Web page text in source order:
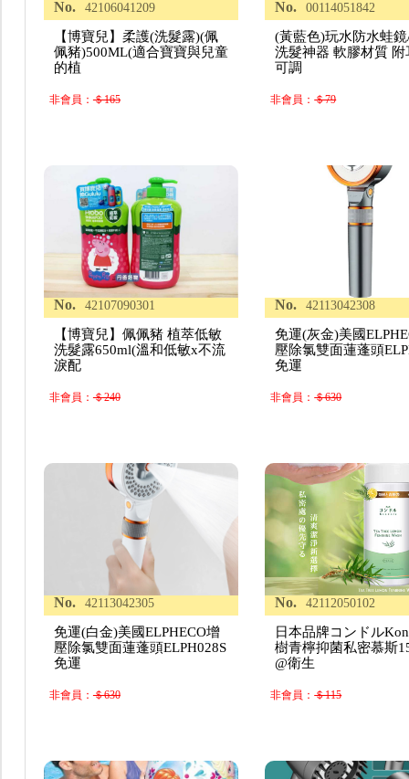
No. 42106041209
【博寶兒】柔護(洗髮露)(佩
佩豬)500ML(適合寶寶與兒童
的植
非會員：＄165
No. 00114051842
(黃藍色)玩水防水蛙
洗髮神器 軟膠材質 附
可調
非會員：＄79
No. 42107090301
【博寶兒】佩佩豬 植萃低敏
洗髮露650ml(溫和低敏x不流
淚配
非會員：＄240
No. 42113042308
免運(灰金)美國
壓除氯雙面蓮蓬頭
免運
非會員：＄630
No. 42113042305
免運(白金)美國ELPHECO增
壓除氯雙面蓮蓬頭ELPH028S
免運
非會員：＄630
No. 42112050102
日本品牌コンドル
樹青檸抑菌私密慕斯
@衛生
非會員：＄115